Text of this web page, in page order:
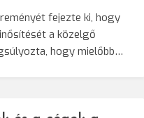
fejezte ki, hogy
a közelgő
hogy mielőbb…